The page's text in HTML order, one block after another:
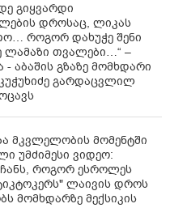
გიყვარდი
დროსაც, ლიკას
როგორ დახუჭე შენი
ლამაზი თვალები…“ –
- აბაშის გზაზე მომხდარი
გარდაცვლილ
მკვლელობის მომენტში
უმძიმესი ვიდეო:
როგორ ესროლეს
ლაივის დროს
მომხდარზე მექსიკის